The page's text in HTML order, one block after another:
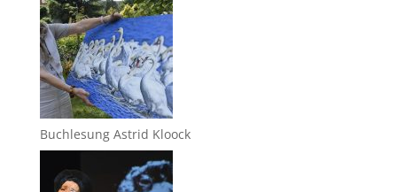
Buchlesung Astrid Kloock